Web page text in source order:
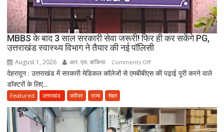
का
दावा;
CWC
ने
जारी
किया
नोटिस
MBBS के बाद 3 साल सरकारी सेवा जरूरी! फिर ही कर सकेंगे PG,
उत्तराखंड स्वास्थ्य विभाग ने तैयार की नई पॉलिसी
August 1, 2026 आर. एल. बांकिया Comments Offon
MBBS
3
साल
सरकारी
देहरादून : उत्तराखंड में सरकारी मेडिकल कॉलेजों से एमबीबीएस की पढ़ाई पूरी करने वाले
डॉक्टरों के लिए...
Featured उत्तराखंड करियर राज्य सेहत